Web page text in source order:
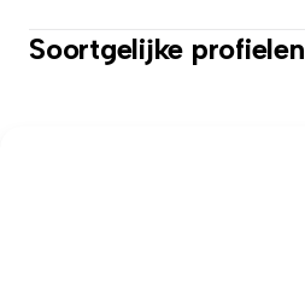
Soortgelijke profielen